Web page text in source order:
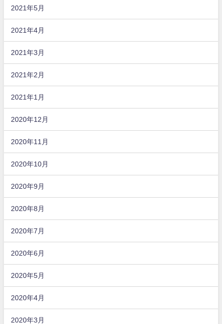
2021年5月
2021年4月
2021年3月
2021年2月
2021年1月
2020年12月
2020年11月
2020年10月
2020年9月
2020年8月
2020年7月
2020年6月
2020年5月
2020年4月
2020年3月